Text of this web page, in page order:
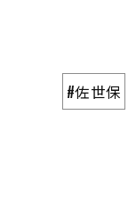
#佐世保